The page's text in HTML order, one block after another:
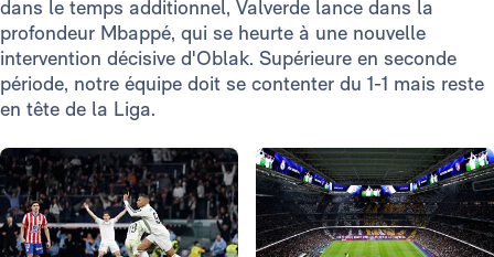
dans le temps additionnel, Valverde lance dans la
profondeur Mbappé, qui se heurte à une nouvelle
intervention décisive d'Oblak. Supérieure en seconde
période, notre équipe doit se contenter du 1-1 mais reste
en tête de la Liga.